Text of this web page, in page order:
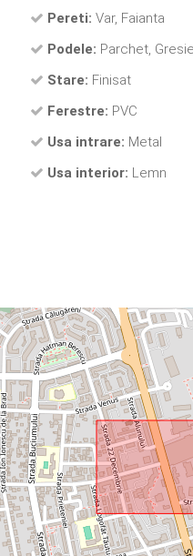
Pereti: Var, Faianta
Podele: Parchet, Gresie
Stare: Finisat
Ferestre: PVC
Usa intrare: Metal
Usa interior: Lemn